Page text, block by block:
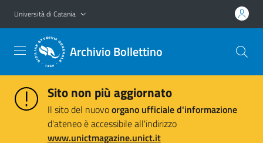
Vai al contenuto principale
Vai al menu di navigazione
Università di Catania
Archivio Bollettino
Sito non più aggiornato
Il sito del nuovoorgano ufficiale d'informazione
d'ateneo è accessibile all'indirizzo
www.unictmagazine.unict.it